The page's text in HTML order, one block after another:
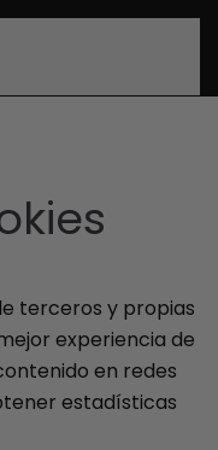
terceros y propias
experiencia de
en redes
estadísticas